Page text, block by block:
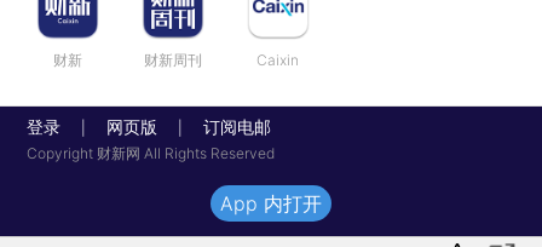
财新 财新周刊 Caixin
登录 网页版 订阅电邮
Copyright 财新网 All Rights Reserved
App 内打开